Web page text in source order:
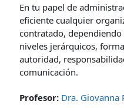
En tu papel de
eficiente cualquier
contratado,
niveles jerárquicos,
autoridad,
comunicación.
Profesor: Dra. Giovanna